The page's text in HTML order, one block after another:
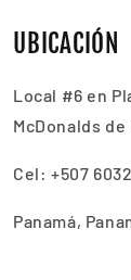
UBICACIÓN
Local #6 en
McDonalds
Cel: +507
Panamá,